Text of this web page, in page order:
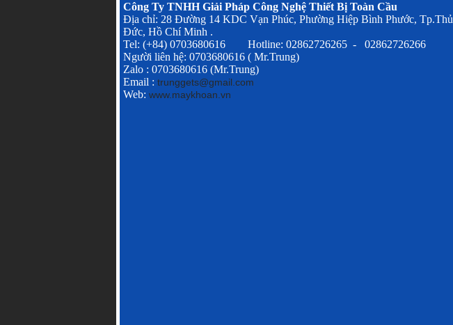
Công Ty TNHH Giải Pháp Công Nghệ Thiết Bị Toàn Cầu
Địa chỉ: 28 Đường 14 KDC Vạn Phúc, Phường Hiệp Bình Phước, Tp.Thủ
Đức, Hồ Chí Minh .
Tel: (+84) 0703680616 Hotline: 02862726265 - 02862726266
Người liên hệ: 0703680616 ( Mr.Trung)
Zalo : 0703680616 (Mr.Trung)
Email : trunggets@gmail.com
Web: www.maykhoan.vn